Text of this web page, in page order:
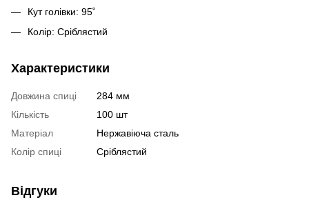
Кут голівки: 95˚
Колір: Сріблястий
Характеристики
Довжина спиці
284 мм
Кількість
100 шт
Матеріал
Нержавіюча сталь
Колір спиці
Сріблястий
Відгуки